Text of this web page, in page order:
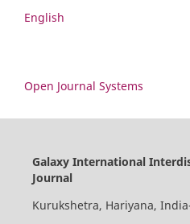
English
Open Journal Systems
Galaxy International
Journal
Kurukshetra, Hariyana,